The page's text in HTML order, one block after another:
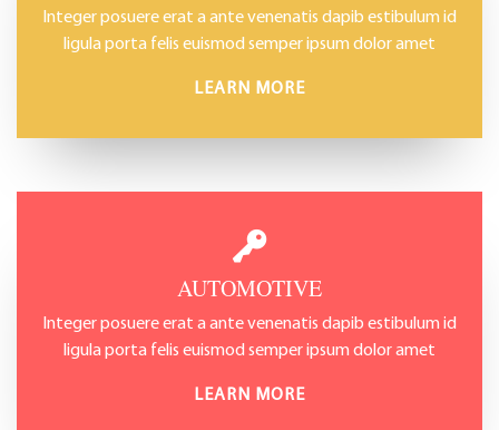
Integer posuere erat a ante venenatis dapib estibulum id
ligula porta felis euismod semper ipsum dolor amet
LEARN MORE
AUTOMOTIVE
Integer posuere erat a ante venenatis dapib estibulum id
ligula porta felis euismod semper ipsum dolor amet
LEARN MORE